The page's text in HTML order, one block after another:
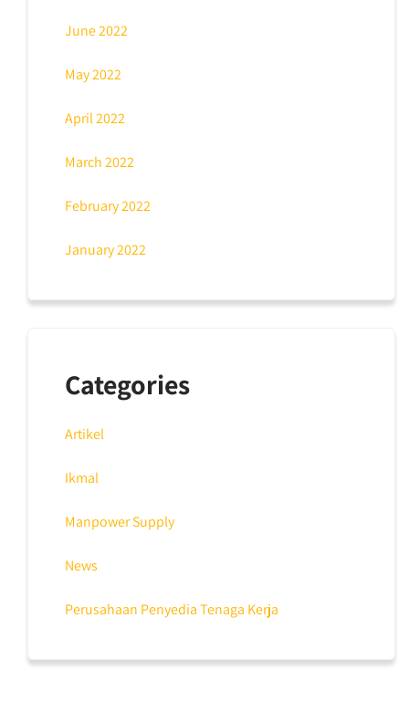
June 2022
May 2022
April 2022
March 2022
February 2022
January 2022
Categories
Artikel
Ikmal
Manpower Supply
News
Perusahaan Penyedia Tenaga Kerja